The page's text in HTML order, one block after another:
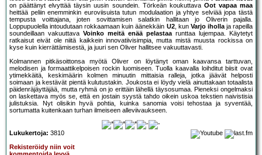
on päättänyt elvyttää täysin uusin soundein. Törkeän koukuttava Oot vapaa maa
heittää peliin enemminkin euroviisuista tutun modulaation ja yhtye selviää jopa tästä
tempusta voittajana, joten sovittamisen salatkin hallitaan jo Oliverin pajalla.
Loppupuolella intoudutaan rokkaamaan kuin äänekkäin U2, kun Varjo ihollaja rapeilla
soundeillaan vakuuttava Voinko meitä enää pelastaarunttaa lujempaa. Käytetyt
ratkaisut eivät ole niitä kaikkein innovatiivisimpia, mutta mistä muusta rockissa on
kyse kuin kierrättämisestä, ja juuri sen Oliver hallitsee vakuuttavasti.
Kolmannen pitkäsoittonsa myötä Oliver on löytänyt oman kaavansa tarttuvan,
melodisen ja formaattikelpoisen rockin luomiseen. Tuolla kaavalla loihditut biisit ovat
ytimekkäitä, keskimäärin kolmen minuutin mittaisia ralleja, jotka jäävät helposti
soimaan ja kestävät pientä kulutustakin. Joukosta ei löydy vielä ainuttakaan totaalista
päidenräjäyttäjää, mutta ryhmä on jo erittäin lähellä täysosumaa. Pieneksi ongelmaksi
on laskettava myös se, että en jostain syystä tahdo oikein uskoa tekstien naivistisia
julistuksia. Nyt olisikin hyvä pohtia, kuinka sanomia voisi tehostaa ja syventää,
sortumatta kuitenkaan turhan ilmeiseen alleviivaukseen.
Lukukertoja: 3810
Rekisteröidy niin voit